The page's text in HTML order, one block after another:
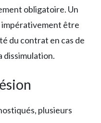
obligatoire. Un
impérativement être
du contrat en cas de
dissimulation.
plusieurs